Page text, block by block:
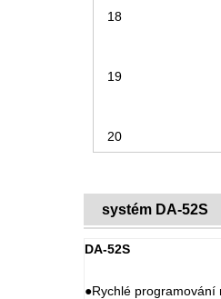
18
19
20
systém DA-52S
DA-52S
●Rychlé programování